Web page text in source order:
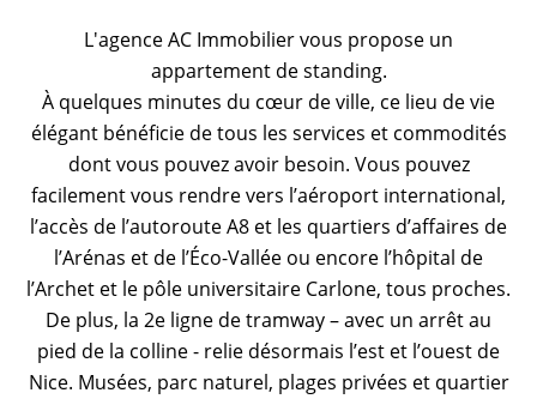
L'agence AC Immobilier vous propose un
appartement de standing.
À quelques minutes du cœur de ville, ce lieu de vie
élégant bénéficie de tous les services et commodités
dont vous pouvez avoir besoin. Vous pouvez
facilement vous rendre vers l’aéroport international,
l’accès de l’autoroute A8 et les quartiers d’affaires de
l’Arénas et de l’Éco-Vallée ou encore l’hôpital de
l’Archet et le pôle universitaire Carlone, tous proches.
De plus, la 2e ligne de tramway – avec un arrêt au
pied de la colline - relie désormais l’est et l’ouest de
Nice. Musées, parc naturel, plages privées et quartier